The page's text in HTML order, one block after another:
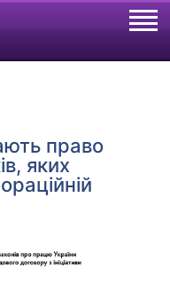
право
яких